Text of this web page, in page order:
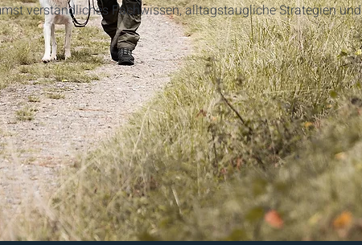
verständliches Fachwissen, alltagstaugliche Strategien und